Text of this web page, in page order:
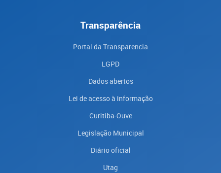
Transparência
Portal da Transparencia
LGPD
Dados abertos
Lei de acesso à informação
Curitiba-Ouve
Legislação Municipal
Diário oficial
Utag